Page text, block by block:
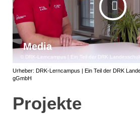
Media
DRK-Lerncampus | Ein Teil der DRK
Urheber: DRK-Lerncampus | Ein Teil der DRK
gGmbH
Projekte